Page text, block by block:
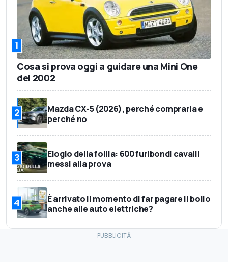
1
Cosa si prova oggi a guidare una Mini One
del 2002
2
Mazda CX-5 (2026), perché comprarla e
perché no
3
Elogio della follia: 600 furibondi cavalli
messi alla prova
4
È arrivato il momento di far pagare il bollo
anche alle auto elettriche?